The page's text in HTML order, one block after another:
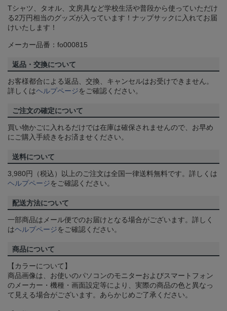
Tシャツ、タオル、文房具など学校生活や普段から使っていただけ
る2万円相当のグッズが入っています！ナップサックに入れてお届
けいたします！
メーカー品番：fo000815
返品・交換について
お客様都合による返品、交換、キャンセルはお受けできません。
詳しくはヘルプページをご確認ください。
ご注文の確定について
買い物かごに入れるだけでは在庫は確保されませんので、お早め
にご購入手続きをお済ませください。
送料について
3,980円（税込）以上のご注文は全国一律送料無料です。詳しくは
ヘルプページをご確認ください。
配送方法について
一部商品はメール便でのお届けとなる場合がございます。詳しく
はヘルプページをご確認ください。
商品について
【カラーについて】
商品画像は、お使いのパソコンのモニターおよびスマートフォン
のメーカー・機種・画面設定等により、実際の商品の色と異なっ
て見える場合がございます。あらかじめご了承ください。